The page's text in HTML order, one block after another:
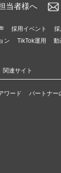
当者様へ
採用イベント
ン
TikTok運用 動
関連サイト
ワード パートナー